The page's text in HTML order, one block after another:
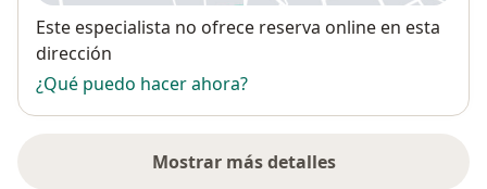
Disponibilidad
Este especialista no ofrece reserva online en esta
dirección
¿Qué puedo hacer ahora?
Mostrar más detalles
sobre la dirección